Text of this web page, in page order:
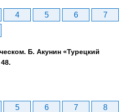
4 5 6
7
Б. Акунин «Турецкий
5 6 7
8